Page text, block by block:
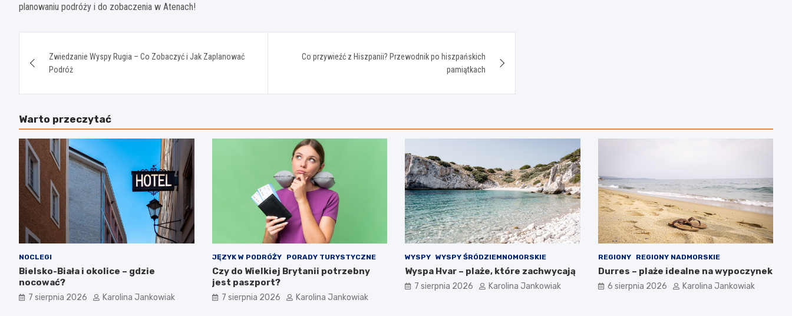
planowaniu podróży i do zobaczenia w Atenach!
wpisu
Zwiedzanie Wyspy Rugia – Co Zobaczyć i Jak Zaplanować
Podróż
Co przywieźć z Hiszpanii? Przewodnik po hiszpańskich
pamiątkach
Warto przeczytać
NOCLEGI
Bielsko-Biała i okolice – gdzie
nocować?
7 sierpnia 2026 Karolina Jankowiak
JĘZYK W PODRÓŻY PORADY TURYSTYCZNE
Czy do Wielkiej Brytanii potrzebny
jest paszport?
7 sierpnia 2026 Karolina Jankowiak
WYSPY WYSPY ŚRÓDZIEMNOMORSKIE
Wyspa Hvar – plaże, które zachwycają
7 sierpnia 2026 Karolina Jankowiak
REGIONY REGIONY NADMORSKIE
Durres – plaże idealne na wypoczynek
6 sierpnia 2026 Karolina Jankowiak